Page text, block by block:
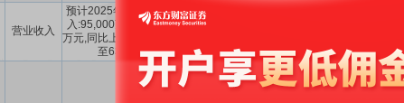
营业收入
预计2025年1-12月营业收
入:95,000万元至105,000
万元,同比上年增长:48.12%
至63.71%。